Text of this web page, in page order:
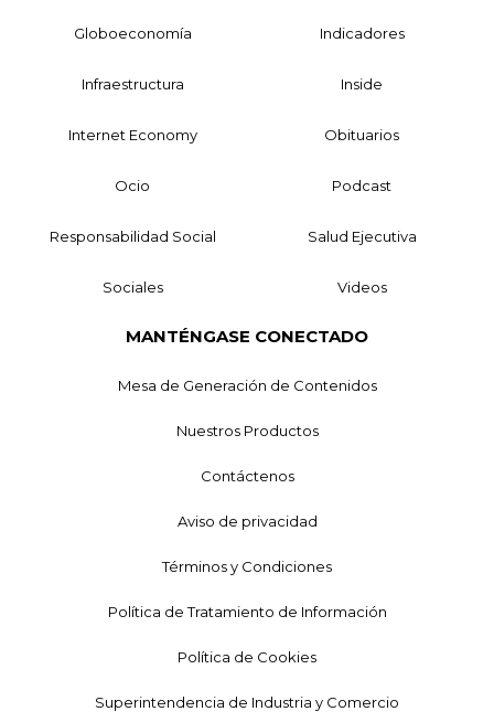
Globoeconomía Indicadores
Infraestructura Inside
Internet Economy Obituarios
Ocio Podcast
Responsabilidad Social Salud Ejecutiva
Sociales Videos
MANTÉNGASE CONECTADO
Mesa de Generación de Contenidos
Nuestros Productos
Contáctenos
Aviso de privacidad
Términos y Condiciones
Política de Tratamiento de Información
Política de Cookies
Superintendencia de Industria y Comercio